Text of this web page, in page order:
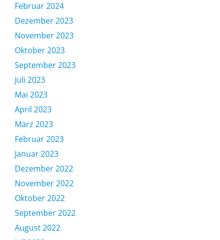
Februar 2024
Dezember 2023
November 2023
Oktober 2023
September 2023
Juli 2023
Mai 2023
April 2023
März 2023
Februar 2023
Januar 2023
Dezember 2022
November 2022
Oktober 2022
September 2022
August 2022